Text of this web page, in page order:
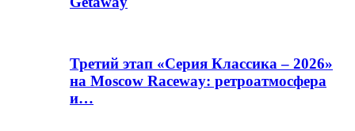
Третий этап «Серия Классика – 2026»
на Moscow Raceway: ретроатмосфера
и…